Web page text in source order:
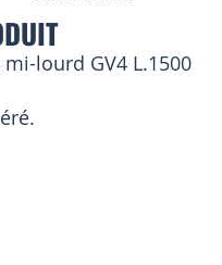
lourd GV4 L.1500